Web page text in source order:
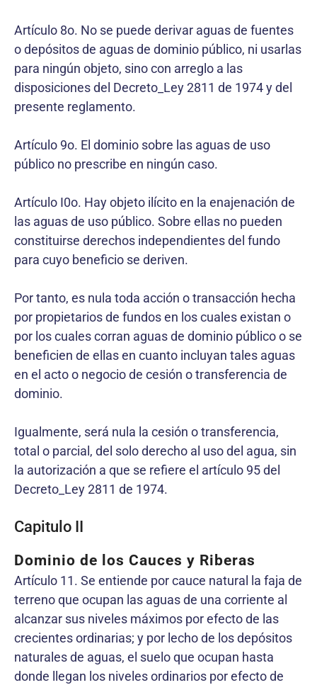
Artículo 8o. No se puede derivar aguas de fuentes
o depósitos de aguas de dominio público, ni usarlas
para ningún objeto, sino con arreglo a las
disposiciones del Decreto_Ley 2811 de 1974 y del
presente reglamento.
Artículo 9o. El dominio sobre las aguas de uso
público no prescribe en ningún caso.
Artículo I0o. Hay objeto ilícito en la enajenación de
las aguas de uso público. Sobre ellas no pueden
constituirse derechos independientes del fundo
para cuyo beneficio se deriven.
Por tanto, es nula toda acción o transacción hecha
por propietarios de fundos en los cuales existan o
por los cuales corran aguas de dominio público o se
beneficien de ellas en cuanto incluyan tales aguas
en el acto o negocio de cesión o transferencia de
dominio.
Igualmente, será nula la cesión o transferencia,
total o parcial, del solo derecho al uso del agua, sin
la autorización a que se refiere el artículo 95 del
Decreto_Ley 2811 de 1974.
Capitulo II
Dominio de los Cauces y Riberas
Artículo 11. Se entiende por cauce natural la faja de
terreno que ocupan las aguas de una corriente al
alcanzar sus niveles máximos por efecto de las
crecientes ordinarias; y por lecho de los depósitos
naturales de aguas, el suelo que ocupan hasta
donde llegan los niveles ordinarios por efecto de